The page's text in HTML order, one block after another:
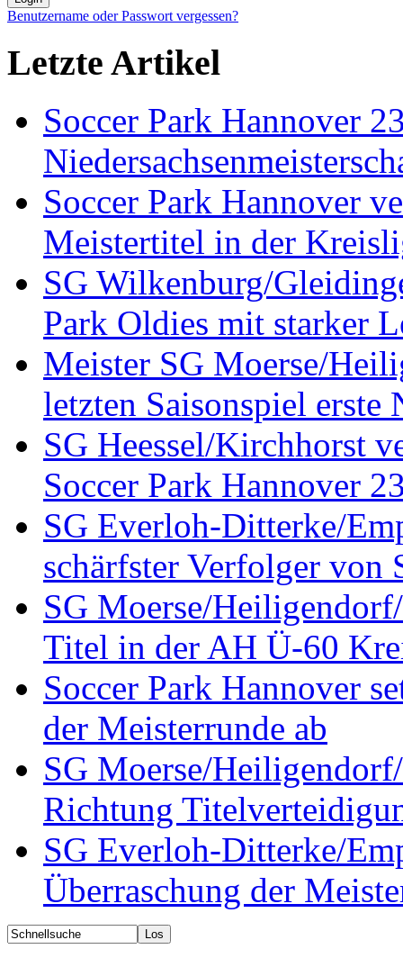
Benutzername oder Passwort vergessen?
Letzte Artikel
Soccer Park Hannover
Soccer Park Hannover
Meistertitel in der
SG Wilkenburg/
Park Oldies mit starker
Meister SG Moerse/
letzten Saisonspiel erste
SG Heessel/Kirchhorst
Soccer Park Hannover
SG Everloh-Ditterke/
schärfster Verfolger von
SG Moerse/
Titel in der AH Ü-60
Soccer Park Hannover
der Meisterrunde ab
SG Moerse/
Richtung
SG Everloh-Ditterke/
Überraschung der